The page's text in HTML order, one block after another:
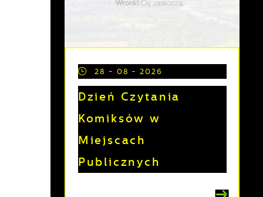
28 - 08 - 2026
Dzień Czytania
Komiksów w
Miejscach
Publicznych